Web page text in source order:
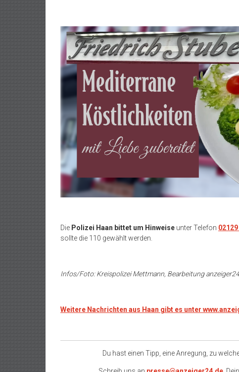
Die Polizei Haan bittet um Hinweise unter Telefon
sollte die 110 gewählt werden.
Infos/Foto: Kreispolizei Mettmann, Bearbeitung
Weitere Nachrichten aus Haan gibt es unter
Du hast einen Tipp, eine Anregung, zu